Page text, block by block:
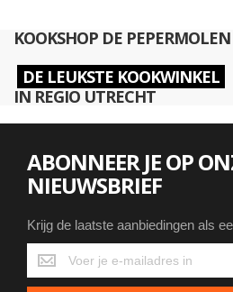
KOOKSHOP DE PEPERMOLEN
DE LEUKSTE KOOKWINKEL
IN REGIO UTRECHT
ABONNEER JE OP
NIEUWSBRIEF
Krijg de laatste aanbiedingen als
Krijg
de